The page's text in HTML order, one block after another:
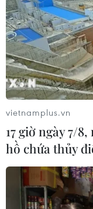
vietnamplus.vn
17 giờ ngày 7/
hồ chứa thủy